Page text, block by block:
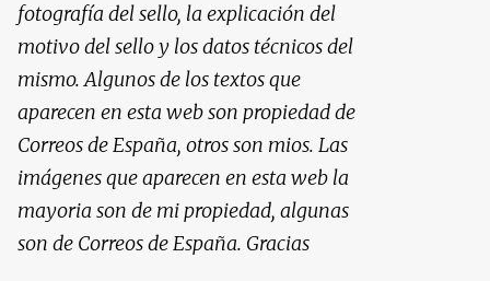
fotografía del sello, la explicación del
motivo del sello y los datos técnicos del
mismo. Algunos de los textos que
aparecen en esta web son propiedad de
Correos de España, otros son mios. Las
imágenes que aparecen en esta web la
mayoria son de mi propiedad, algunas
son de Correos de España. Gracias